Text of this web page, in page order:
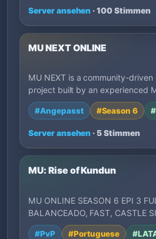
Server ansehen · 100 Stimmen
MU NEXT ONLINE
MU NEXT is a community-driven
project built by an experienced
#Angepasst #Season 6
Server ansehen · 5 Stimmen
MU: Rise of Kundun
MU ONLINE SEASON 6 EPI 3
BALANCEADO, FAST, CASTLE
DEL MU, ADMIN ONLI…
#PvP #Portuguese